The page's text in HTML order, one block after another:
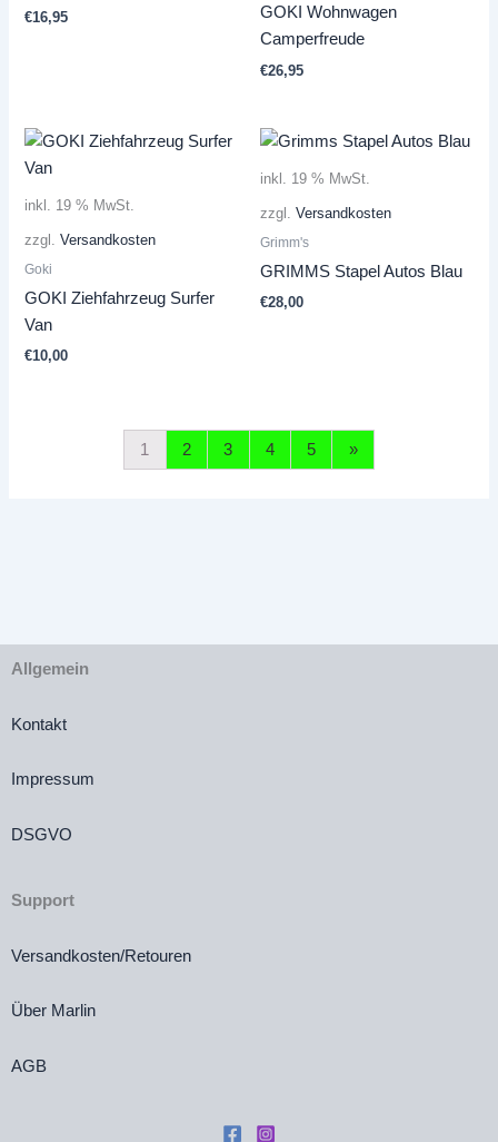
€16,95
GOKI Wohnwagen
Camperfreude
€26,95
inkl. 19 % MwSt.
zzgl.Versandkosten
Goki
GOKI Ziehfahrzeug Surfer
Van
€10,00
inkl. 19 % MwSt.
zzgl. Versandkosten
Grimm's
GRIMMS Stapel Autos Blau
€28,00
1 2 3 4 5 »
Allgemein
Kontakt
Impressum
DSGVO
Support
Versandkosten/Retouren
Über Marlin
AGB